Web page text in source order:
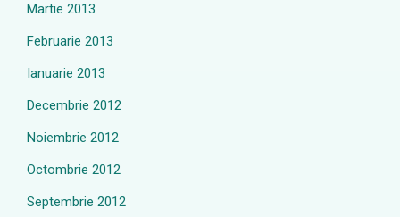
Martie 2013
Februarie 2013
Ianuarie 2013
Decembrie 2012
Noiembrie 2012
Octombrie 2012
Septembrie 2012